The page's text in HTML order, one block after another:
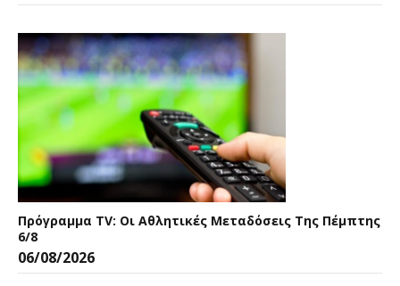
Πρόγραμμα TV: Οι Αθλητικές Μεταδόσεις Της Πέμπτης
6/8
06/08/2026